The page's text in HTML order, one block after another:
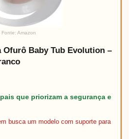
Fonte: Amazon
Ofurô Baby Tub Evolution –
que priorizam a segurança e
busca um modelo com suporte para